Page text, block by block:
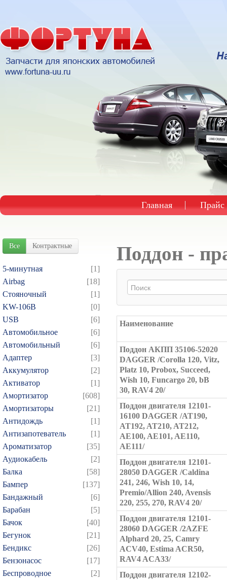
Главная Прайс
Все Контрактные
5-минутная
[1]
Airbag
[18]
Cтояночный
[1]
KW-106B
[0]
USB
[6]
Автомобильное
[6]
Автомобильный
[6]
Адаптер
[3]
Аккумулятор
[2]
Активатор
[1]
Амортизатор
[608]
Амортизаторы
[21]
Антидождь
[1]
Антизапотеватель
[1]
Ароматизатор
[35]
Аудиокабель
[2]
Балка
[58]
Бампер
[137]
Бандажный
[6]
Барабан
[5]
Бачок
[40]
Бегунок
[21]
Бендикс
[26]
Бензонасос
[17]
Беспроводное
[2]
Поддон -
Наименование
Поддон АКПП 35106-52020
DAGGER /Corolla 120, Vitz,
Platz 10, Probox, Succeed,
Wish 10, Funcargo 20, bB
30, RAV4 20/
Поддон двигателя 12101-
16100 DAGGER /AT190,
AT192, AT210, AT212,
AE100, AE101, AE110,
AE111/
Поддон двигателя 12101-
28050 DAGGER /Caldina
241, 246, Wish 10, 14,
Premio/Allion 240, Avensis
220, 255, 270, RAV4 20/
Поддон двигателя 12101-
28060 DAGGER /2AZFE
Alphard 20, 25, Camry
ACV40, Estima ACR50,
RAV4 ACA33/
Поддон двигателя 12102-